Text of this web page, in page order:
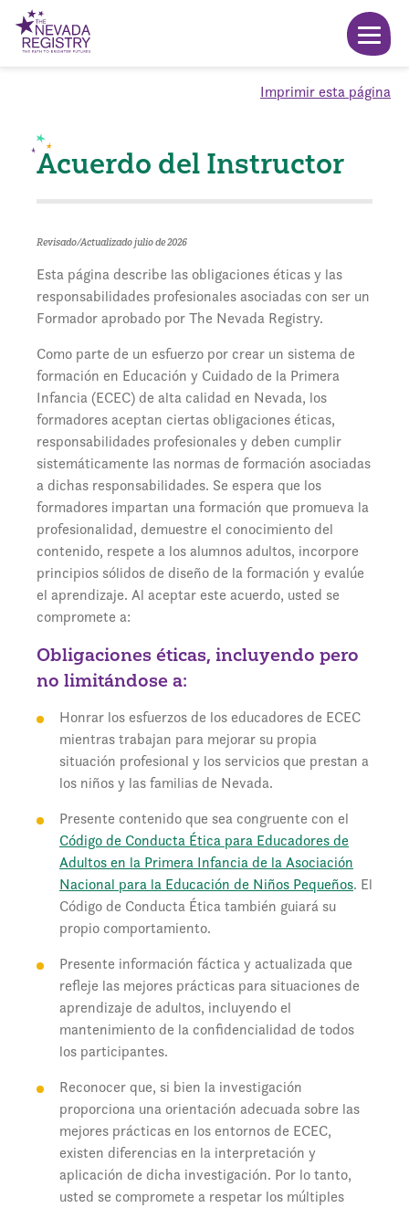
Imprimir esta página
Acuerdo del Instructor
Revisado/Actualizado julio de 2026
Esta página describe las obligaciones éticas y las
responsabilidades profesionales asociadas con ser un
Formador aprobado por The Nevada Registry.
Como parte de un esfuerzo por crear un sistema de
formación en Educación y Cuidado de la Primera
Infancia (ECEC) de alta calidad en Nevada, los
formadores aceptan ciertas obligaciones éticas,
responsabilidades profesionales y deben cumplir
sistemáticamente las normas de formación asociadas
a dichas responsabilidades. Se espera que los
formadores impartan una formación que promueva la
profesionalidad, demuestre el conocimiento del
contenido, respete a los alumnos adultos, incorpore
principios sólidos de diseño de la formación y evalúe
el aprendizaje. Al aceptar este acuerdo, usted se
compromete a:
Obligaciones éticas, incluyendo pero
no limitándose a:
Honrar los esfuerzos de los educadores de ECEC
mientras trabajan para mejorar su propia
situación profesional y los servicios que prestan a
los niños y las familias de Nevada.
Presente contenido que sea congruente con el
Código de Conducta Ética para Educadores de
Adultos en la Primera Infancia de la Asociación
Nacional para la Educación de Niños Pequeños. El
Código de Conducta Ética también guiará su
propio comportamiento.
Presente información fáctica y actualizada que
refleje las mejores prácticas para situaciones de
aprendizaje de adultos, incluyendo el
mantenimiento de la confidencialidad de todos
los participantes.
Reconocer que, si bien la investigación
proporciona una orientación adecuada sobre las
mejores prácticas en los entornos de ECEC,
existen diferencias en la interpretación y
aplicación de dicha investigación. Por lo tanto,
usted se compromete a respetar los múltiples